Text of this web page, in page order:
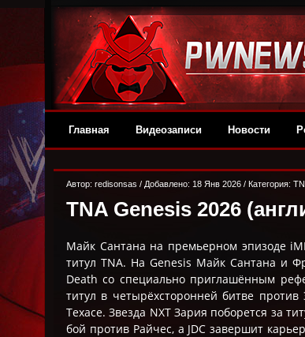
Главная Видеозаписи Новости
Автор: redisonsas / Добавлено: 18 Янв 2026 / Категория:
TNA Genesis 2026
Майк Сантана на премьерном эпизоде
титул TNA. На Genesis Майк Сантана и
Death со специально приглашённым
титул в четырёхсторонней битве
Техасе. Звезда NXT Зария поборется за
бой против Райчес, а JDC завершит